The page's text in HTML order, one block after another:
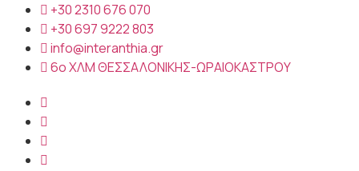
+30 2310 676 070
+30 697 9222 803
info@interanthia.gr
6ο ΧΛΜ ΘΕΣΣΑΛΟΝΙΚΗΣ-ΩΡΑΙΟΚΑΣΤΡΟΥ